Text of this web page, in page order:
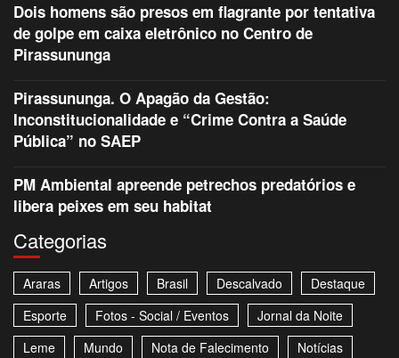
Dois homens são presos em flagrante por tentativa
de golpe em caixa eletrônico no Centro de
Pirassununga
Pirassununga. O Apagão da Gestão:
Inconstitucionalidade e “Crime Contra a Saúde
Pública” no SAEP
PM Ambiental apreende petrechos predatórios e
libera peixes em seu habitat
Categorias
Araras Artigos Brasil Descalvado
Destaque
Esporte
Fotos - Social / Eventos
Jornal da Noite
Leme
Mundo Nota de Falecimento Notícias